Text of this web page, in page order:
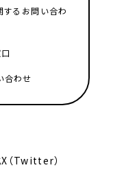
るお問い合わ
合わせ
（Twitter）